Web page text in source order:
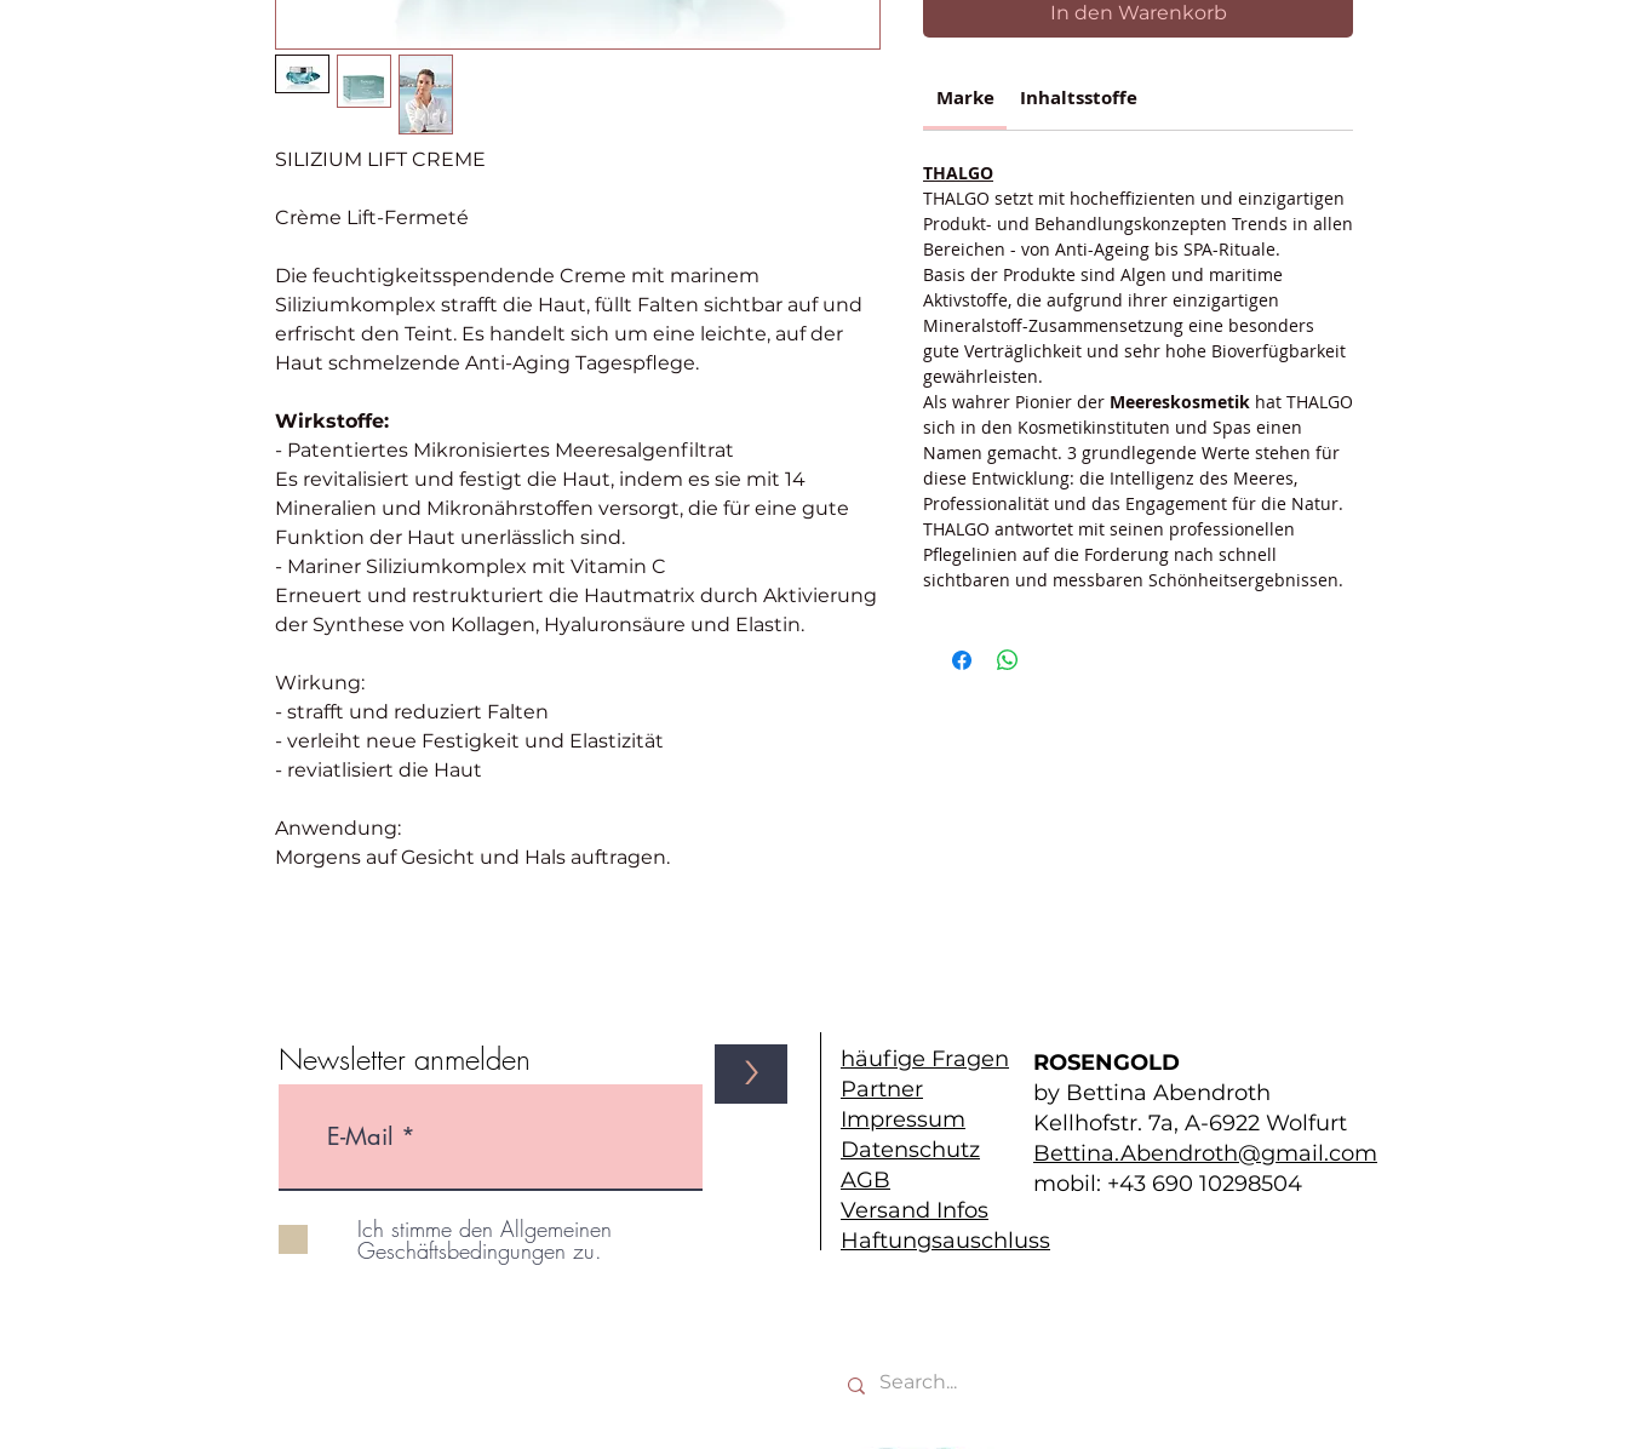
SILIZIUM LIFT CREME
Crème Lift-Fermeté
Die feuchtigkeitsspendende Creme mit marinem
Siliziumkomplex strafft die Haut, füllt Falten sichtbar auf und
erfrischt den Teint. Es handelt sich um eine leichte, auf der
Haut schmelzende Anti-Aging Tagespflege.
Wirkstoffe:
- Patentiertes Mikronisiertes Meeresalgenfiltrat
Es revitalisiert und festigt die Haut, indem es sie mit 14
Mineralien und Mikronährstoffen versorgt, die für eine gute
Funktion der Haut unerlässlich sind.
- Mariner Siliziumkomplex mit Vitamin C
Erneuert und restrukturiert die Hautmatrix durch Aktivierung
der Synthese von Kollagen, Hyaluronsäure und Elastin.
Wirkung:
- strafft und reduziert Falten
- verleiht neue Festigkeit und Elastizität
- reviatlisiert die Haut
Anwendung:
Morgens auf Gesicht und Hals auftragen.
In den Warenkorb
Marke Inhaltsstoffe
THALGO
THALGO setzt mit hocheffizienten und einzigartigen
Produkt- und Behandlungskonzepten Trends in allen
Bereichen - von Anti-Ageing bis SPA-Rituale.
Basis der Produkte sind Algen und maritime
Aktivstoffe, die aufgrund ihrer einzigartigen
Mineralstoff-Zusammensetzung eine besonders
gute Verträglichkeit und sehr hohe Bioverfügbarkeit
gewährleisten.
Als wahrer Pionier der Meereskosmetik hat THALGO
sich in den Kosmetikinstituten und Spas einen
Namen gemacht. 3 grundlegende Werte stehen für
diese Entwicklung: die Intelligenz des Meeres,
Professionalität und das Engagement für die Natur.
THALGO antwortet mit seinen professionellen
Pflegelinien auf die Forderung nach schnell
sichtbaren und messbaren Schönheitsergebnissen.
Newsletter anmelden >
Ich stimme den Allgemeinen
Geschäftsbedingungen zu.
häufige Fragen
Partner
Impressum
Datenschutz
AGB
Versand Infos
Haftungsauschluss
ROSENGOLD
by Bettina Abendroth
Kellhofstr. 7a, A-6922 Wolfurt
Bettina.Abendroth@gmail.com
mobil: +43 690 10298504